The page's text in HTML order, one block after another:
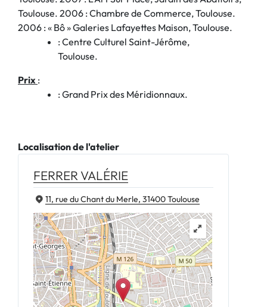
Toulouse. 2006 : Chambre de Commerce, Toulouse.
2006 : « Bô » Galeries Lafayettes Maison, Toulouse.
: Centre Culturel Saint-Jérôme,
Toulouse.
Prix :
: Grand Prix des Méridionnaux.
Localisation de l'atelier
FERRER VALÉRIE
11, rue du Chant du Merle, 31400 Toulouse